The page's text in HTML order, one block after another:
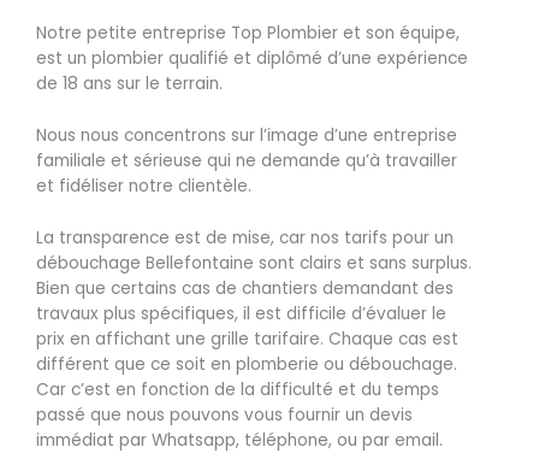
Notre petite entreprise Top Plombier et son équipe,
est un plombier qualifié et diplômé d’une expérience
de 18 ans sur le terrain.
Nous nous concentrons sur l’image d’une entreprise
familiale et sérieuse qui ne demande qu’à travailler
et fidéliser notre clientèle.
La transparence est de mise, car nos tarifs pour un
débouchage Bellefontaine sont clairs et sans surplus.
Bien que certains cas de chantiers demandant des
travaux plus spécifiques, il est difficile d’évaluer le
prix en affichant une grille tarifaire. Chaque cas est
différent que ce soit en plomberie ou débouchage.
Car c’est en fonction de la difficulté et du temps
passé que nous pouvons vous fournir un devis
immédiat par Whatsapp, téléphone, ou par email.